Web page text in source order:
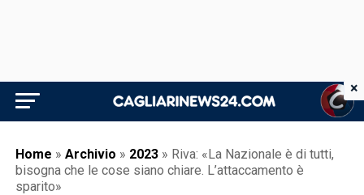
Home » Archivio » 2023 » Riva: «La Nazionale è di tutti,
bisogna che le cose siano chiare. L’attaccamento è
sparito»
×